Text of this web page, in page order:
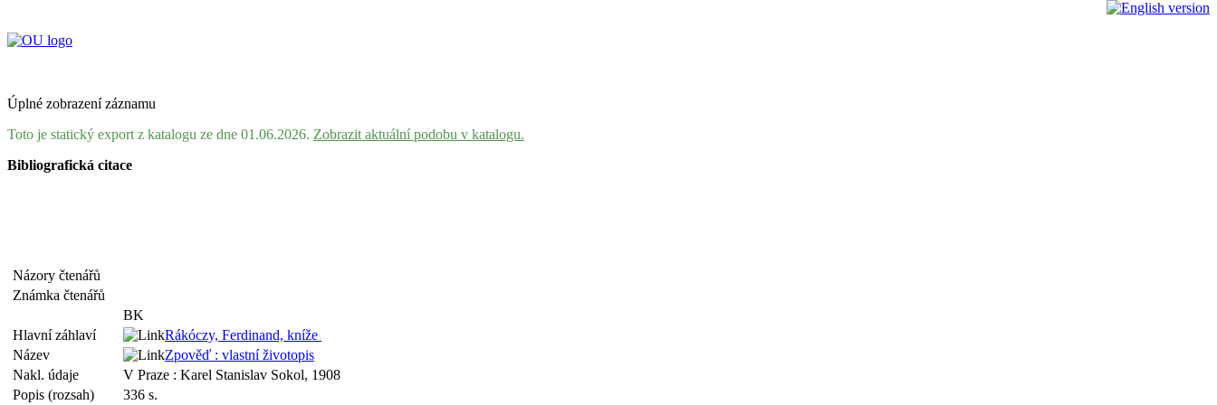
Úplné zobrazení záznamu
Toto je statický export z katalogu ze dne 01.06.2026. Zobrazit aktuální podobu v katalogu.
Bibliografická citace
Názory čtenářů
Známka čtenářů
BK
Hlavní záhlaví
Rákóczy, Ferdinand, kníže
Název
Zpověď : vlastní životopis
Nakl. údaje
V Praze : Karel Stanislav Sokol, 1908
Popis (rozsah)
336 s.